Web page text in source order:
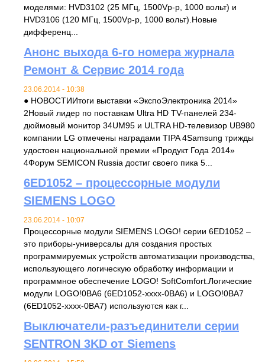
моделями: HVD3102 (25 МГц, 1500Vp-p, 1000 вольт) и
HVD3106 (120 МГц, 1500Vp-p, 1000 вольт).Новые
дифференц...
Анонс выхода 6-го номера журнала
Ремонт & Сервис 2014 года
23.06.2014 - 10:38
● НОВОСТИИтоги выставки «ЭкспоЭлектроника 2014»
2Новый лидер по поставкам Ultra HD TV-панелей 234-
дюймовый монитор 34UM95 и ULTRA HD-телевизор UB980
компании LG отмечены наградами TIPA 4Samsung трижды
удостоен национальной премии «Продукт Года 2014»
4Форум SEMICON Russia достиг своего пика 5...
6ED1052 – процессорные модули
SIEMENS LOGO
23.06.2014 - 10:07
Процессорные модули SIEMENS LOGO! серии 6ED1052 –
это приборы-универсалы для создания простых
программируемых устройств автоматизации производства,
использующего логическую обработку информации и
программное обеспечение LOGO! SoftComfort.Логические
модули LOGO!0BA6 (6ED1052-xxxx-0BA6) и LOGO!0BA7
(6ED1052-xxxx-0BA7) используются как г...
Выключатели-разъединители серии
SENTRON 3KD от Siemens